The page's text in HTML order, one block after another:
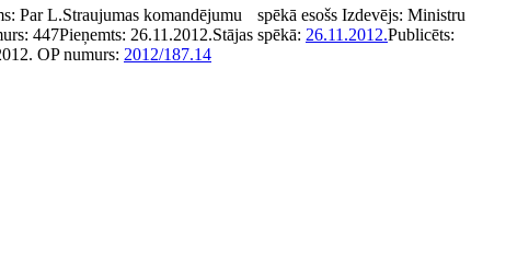
Par L.Straujumas komandējumu spēkā esošs Izdevējs: Ministru
447Pieņemts: 26.11.2012.Stājas spēkā: 26.11.2012.Publicēts:
OP numurs: 2012/187.14